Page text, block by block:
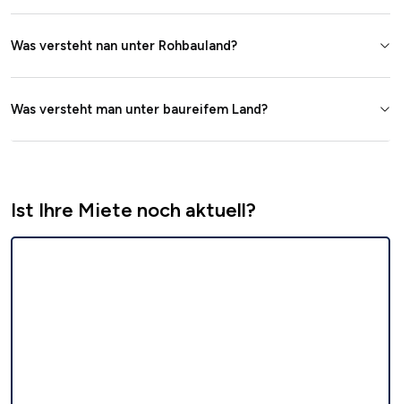
Was versteht nan unter Rohbauland?
Was versteht man unter baureifem Land?
Ist Ihre Miete noch aktuell?